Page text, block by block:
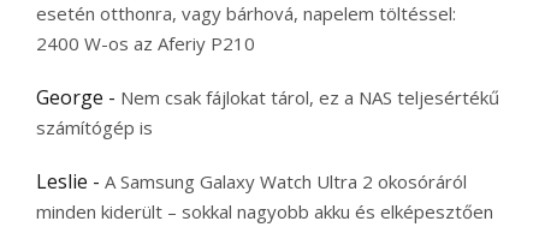
esetén otthonra, vagy bárhová, napelem töltéssel:
2400 W-os az Aferiy P210
George - Nem csak fájlokat tárol, ez a NAS teljesértékű
számítógép is
Leslie - A Samsung Galaxy Watch Ultra 2 okosóráról
minden kiderült – sokkal nagyobb akku és elképesztően